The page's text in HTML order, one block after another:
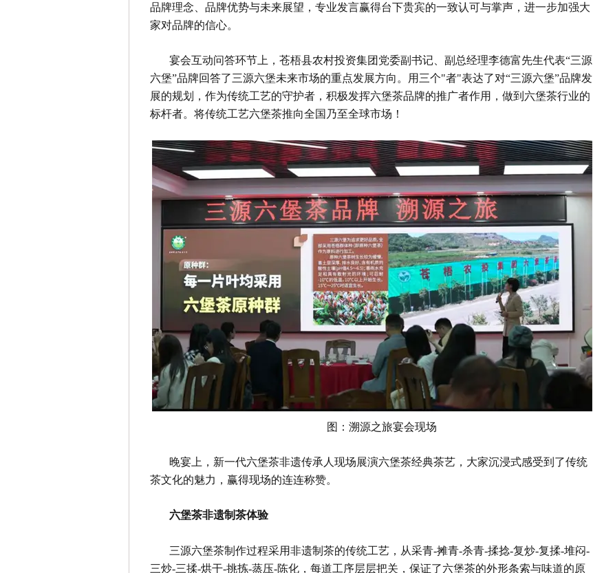
品牌理念、品牌优势与未来展望，专业发言赢得台下贵宾的一致认可与掌声，进一步加强大
家对品牌的信心。
宴会互动问答环节上，苍梧县农村投资集团党委副书记、副总经理李德富先生代表“三源
六堡”品牌回答了三源六堡未来市场的重点发展方向。用三个"者"表达了对“三源六堡”品牌发
展的规划，作为传统工艺的守护者，积极发挥六堡茶品牌的推广者作用，做到六堡茶行业的
标杆者。将传统工艺六堡茶推向全国乃至全球市场！
图：溯源之旅宴会现场
晚宴上，新一代六堡茶非遗传承人现场展演六堡茶经典茶艺，大家沉浸式感受到了传统
茶文化的魅力，赢得现场的连连称赞。
六堡茶非遗制茶体验
三源六堡茶制作过程采用非遗制茶的传统工艺，从采青-摊青-杀青-揉捻-复炒-复揉-堆闷-
三炒-三揉-烘干-挑拣-蒸压-陈化，每道工序层层把关，保证了六堡茶的外形条索与味道的原